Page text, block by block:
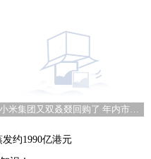
小米集团又双叒叕回购了 年内市值蒸发约1990亿港元
约1990亿港元